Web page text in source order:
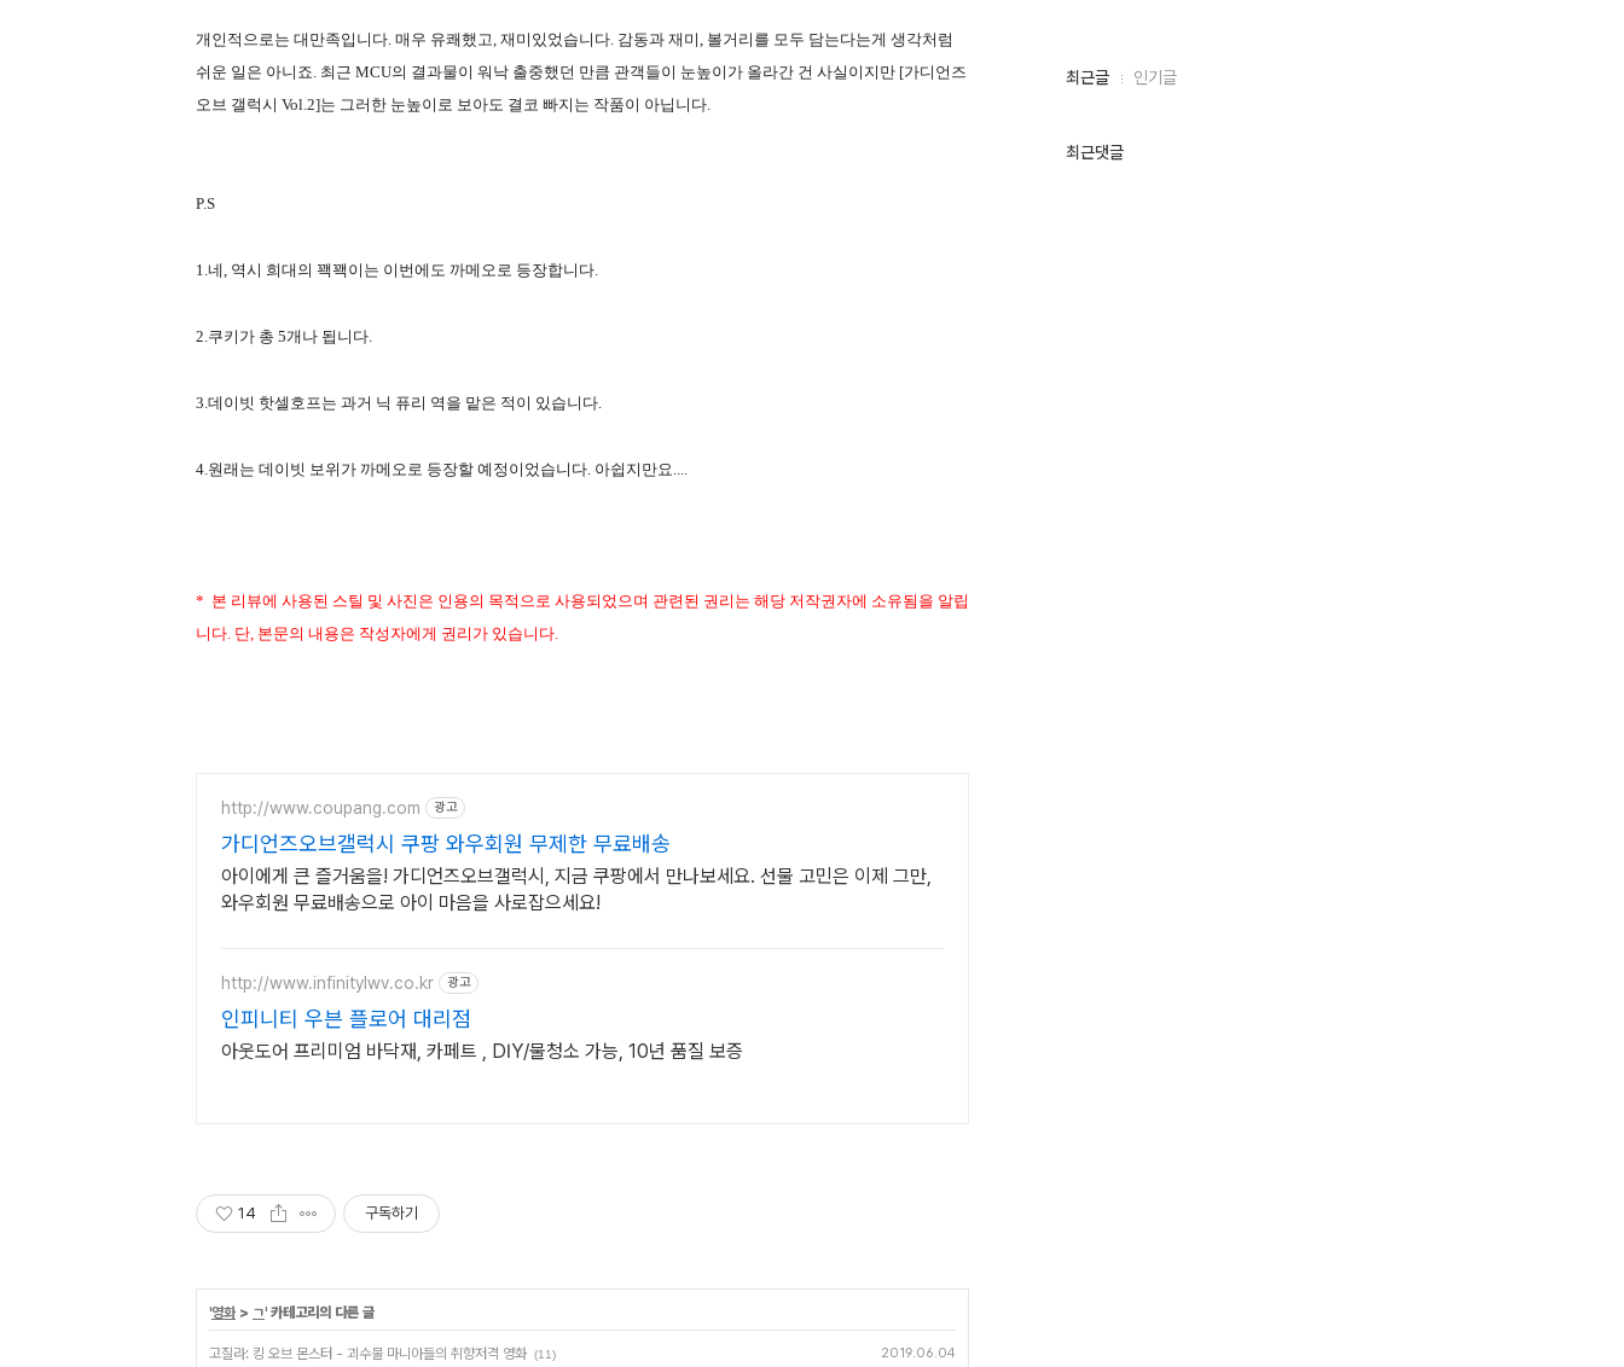
개인적으로는 대만족입니다. 매우 유쾌했고, 재미있었습니다. 감동과 재미, 볼거리를 모두 담는다는게 생각처럼
쉬운 일은 아니죠. 최근 MCU의 결과물이 워낙 출중했던 만큼 관객들이 눈높이가 올라간 건 사실이지만 [가디언즈
오브 갤럭시 Vol.2]는 그러한 눈높이로 보아도 결코 빠지는 작품이 아닙니다.
P.S
1.네, 역시 희대의 꽥꽥이는 이번에도 까메오로 등장합니다.
2.쿠키가 총 5개나 됩니다.
3.데이빗 핫셀호프는 과거 닉 퓨리 역을 맡은 적이 있습니다.
4.원래는 데이빗 보위가 까메오로 등장할 예정이었습니다. 아쉽지만요....
* 본 리뷰에 사용된 스틸 및 사진은 인용의 목적으로 사용되었으며 관련된 권리는 해당 저작권자에 소유됨을 알립
니다. 단, 본문의 내용은 작성자에게 권리가 있습니다.
http://www.coupang.com 광고
가디언즈오브갤럭시 쿠팡 와우회원 무제한 무료배송
아이에게 큰 즐거움을! 가디언즈오브갤럭시, 지금 쿠팡에서 만나보세요. 선물 고민은 이제 그만,
와우회원 무료배송으로 아이 마음을 사로잡으세요!
http://www.infinitylwv.co.kr 광고
인피니티 우븐 플로어 대리점
아웃도어 프리미엄 바닥재, 카페트 , DIY/물청소 가능, 10년 품질 보증
14 구독하기
'영화> ㄱ' 카테고리의 다른 글
고질라: 킹 오브 몬스터 - 괴수물 마니아들의 취향저격 영화 (11) 2019.06.04
최
인
최근글 인기글
최근댓글